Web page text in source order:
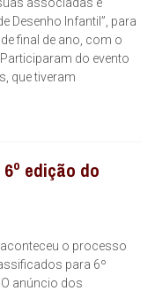
Desenho Infantil”, para
final de ano, com o
Participaram do evento
que tiveram
edição do
aconteceu o processo
para 6º
anúncio dos